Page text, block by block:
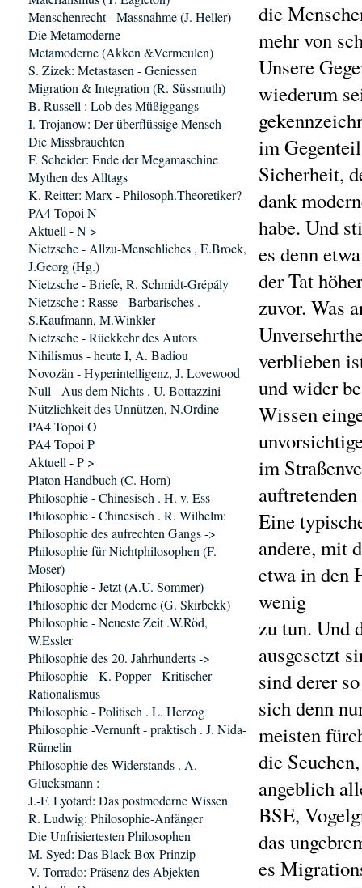
die
mehr von
Unsere
wiederum
im
Sicherheit,
dank
habe. Und
es denn
der Tat
zuvor. Was
verblieben
und wider
Wissen
im
Eine
andere, mit
etwa in den
wenig
zu tun. Und
ausgesetzt
sind derer
sich denn
meisten
die
angeblich
BSE,
das
es
Menschenrecht - Massnahme (J. Heller)
Die Metamoderne
Metamoderne (Akken &Vermeulen)
S. Zizek: Metastasen - Geniessen
Migration & Integration (R. Süssmuth)
B. Russell : Lob des Müßiggangs
I. Trojanow: Der überflüssige Mensch
Die Missbrauchten
F. Scheider: Ende der Megamaschine
Mythen des Alltags
K. Reitter: Marx - Philosoph.Theoretiker?
PA4 Topoi N
Aktuell - N >
Nietzsche - Allzu-Menschliches , E.Brock,
J.Georg (Hg.)
Nietzsche - Briefe, R. Schmidt-Grépály
Nietzsche : Rasse - Barbarisches .
S.Kaufmann, M.Winkler
Nietzsche - Rückkehr des Autors
Nihilismus - heute I, A. Badiou
Novozän - Hyperintelligenz, J. Lovewood
Null - Aus dem Nichts . U. Bottazzini
Nützlichkeit des Unnützen, N.Ordine
PA4 Topoi O
PA4 Topoi P
Aktuell - P >
Platon Handbuch (C. Horn)
Philosophie - Chinesisch . H. v. Ess
Philosophie - Chinesisch . R. Wilhelm:
Philosophie des aufrechten Gangs ->
Philosophie für Nichtphilosophen (F.
Moser)
Philosophie - Jetzt (A.U. Sommer)
Philosophie der Moderne (G. Skirbekk)
Philosophie - Neueste Zeit .W.Röd,
W.Essler
Philosophie des 20. Jahrhunderts ->
Philosophie - K. Popper - Kritischer
Rationalismus
Philosophie - Politisch . L. Herzog
Philosophie -Vernunft - praktisch . J. Nida-
Rümelin
Philosophie des Widerstands . A.
Glucksmann :
J.-F. Lyotard: Das postmoderne Wissen
R. Ludwig: Philosophie-Anfänger
Die Unfrisiertesten Philosophen
M. Syed: Das Black-Box-Prinzip
V. Torrado: Präsenz des Abjekten